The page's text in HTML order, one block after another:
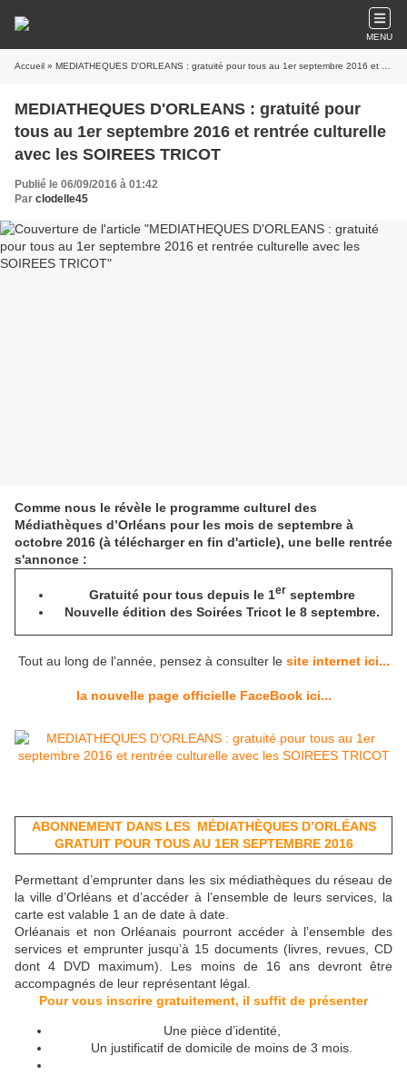
MENU
Accueil » MEDIATHEQUES D'ORLEANS : gratuité pour tous au 1er septembre 2016 et rentrée culturelle avec les SOIREES TRICOT
MEDIATHEQUES D'ORLEANS : gratuité pour
tous au 1er septembre 2016 et rentrée culturelle
avec les SOIREES TRICOT
Publié le 06/09/2016 à 01:42
Par clodelle45
Comme nous le révèle le programme culturel des
Médiathèques d’Orléans pour les mois de septembre à
octobre 2016 (à télécharger en fin d'article), une belle rentrée
s'annonce :
Gratuité pour tous depuis le 1er septembre
Nouvelle édition des Soirées Tricot le 8 septembre.
Tout au long de l'année, pensez à consulter le site internet ici...
la nouvelle page officielle FaceBook ici...
ABONNEMENT DANS LES MÉDIATHÈQUES D’ORLÉANS
GRATUIT POUR TOUSAU 1ER SEPTEMBRE 2016
Permettant d’emprunter dans les six médiathèques du réseau de
la ville d’Orléans et d’accéder à l’ensemble de leurs services, la
carte est valable 1 an de date à date.
Orléanais et non Orléanais pourront accéder à l’ensemble des
services et emprunter jusqu’à 15 documents (livres, revues, CD
dont 4 DVD maximum). Les moins de 16 ans devront être
accompagnés de leur représentant légal.
Pour vous inscrire gratuitement, il suffit de présenter
Une pièce d’identité,
Un justificatif de domicile de moins de 3 mois.